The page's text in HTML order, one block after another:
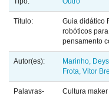
Título:
Guia didático
robóticos
pensamento
Autor(es):
Marinho,
Frota, Vitor
Palavras-
Cultura maker